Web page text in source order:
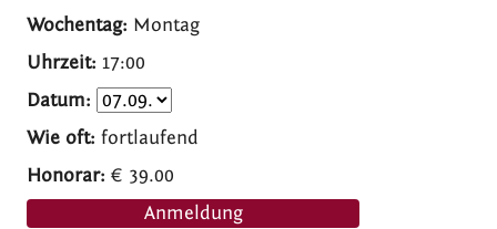
Montag
17:00
fortlaufend
€ 39.00
Anmeldung